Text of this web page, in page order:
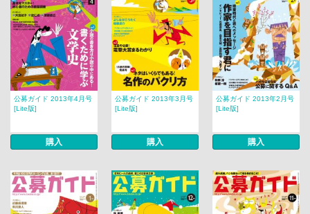
公募ガイド 2013年4月号
[Lite版]
購入
公募ガイド 2013年3月号
[Lite版]
購入
公募ガイド 2013年2月号
[Lite版]
購入